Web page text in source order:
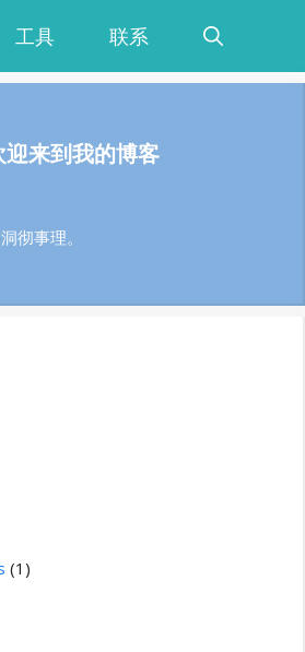
工具 联系
来到我的博客
彻事理。
(1)